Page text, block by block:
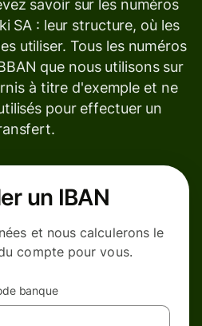
savoir sur les numéros
SA : leur structure, où les
utiliser. Tous les numéros
que nous utilisons sur
à titre d'exemple et ne
pour effectuer un
un IBAN
et nous calculerons le
compte pour vous.
banque